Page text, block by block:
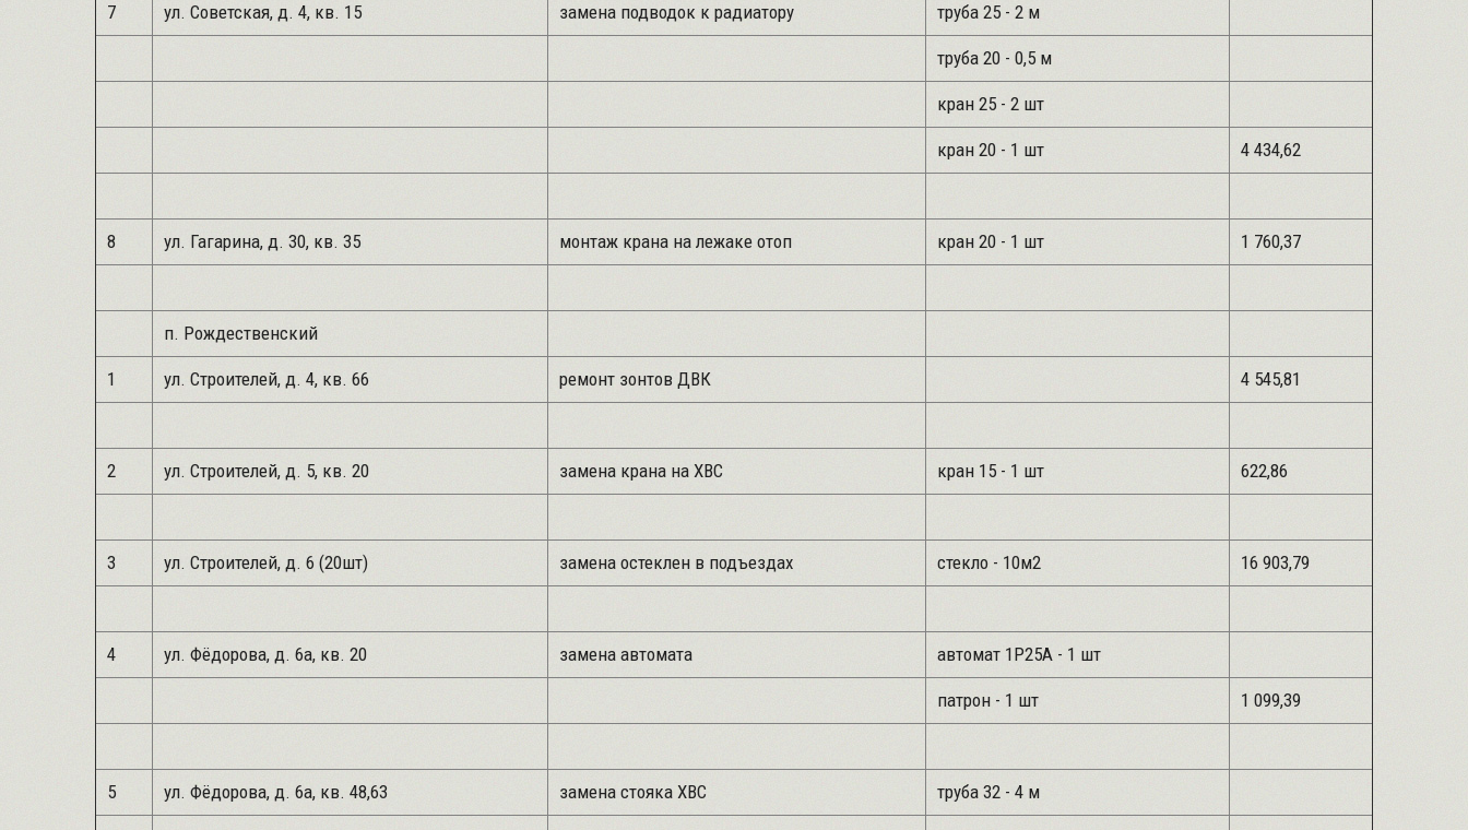
7 ул. Советская, д. 4, кв. 15 замена подводок к радиатору труба 25 - 2 м
труба 20 - 0,5 м
кран 25 - 2 шт
кран 20 - 1 шт 4 434,62
8 ул. Гагарина, д. 30, кв. 35 монтаж крана на лежаке отоп кран 20 - 1 шт 1 760,37
п. Рождественский
1 ул. Строителей, д. 4, кв. 66 ремонт зонтов ДВК 4 545,81
2 ул. Строителей, д. 5, кв. 20 замена крана на ХВС кран 15 - 1 шт 622,86
3 ул. Строителей, д. 6 (20шт) замена остеклен в подъездах стекло - 10м2 16 903,79
4 ул. Фёдорова, д. 6а, кв. 20 замена автомата автомат 1Р25А - 1 шт
патрон - 1 шт 1 099,39
5 ул. Фёдорова, д. 6а, кв. 48,63 замена стояка ХВС труба 32 - 4 м